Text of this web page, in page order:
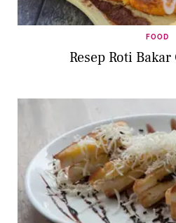
FOOD
Resep Roti